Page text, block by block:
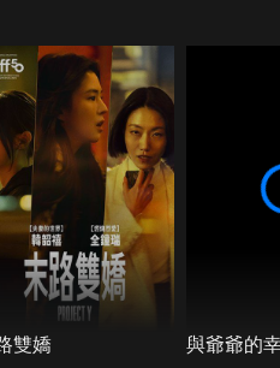
與音樂包圍的泰日，
助下，泰日完成了未完
放棄的夢、破壞的關
到困惑的青春習題，
雙嬌 與爺爺的